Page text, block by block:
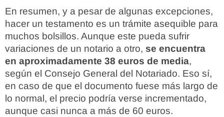
En resumen, y a pesar de algunas excepciones,
hacer un testamento es un trámite asequible para
muchos bolsillos. Aunque este pueda sufrir
variaciones de un notario a otro, se encuentra
en aproximadamente 38 euros de media,
según el Consejo General del Notariado. Eso sí,
en caso de que el documento fuese más largo de
lo normal, el precio podría verse incrementado,
aunque casi nunca a más de 60 euros.